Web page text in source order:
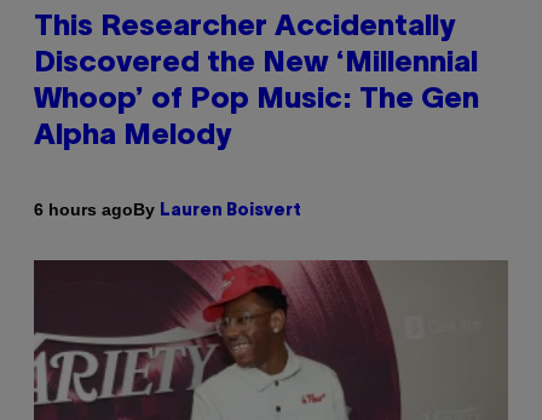
This Researcher Accidentally
Discovered the New ‘Millennial
Whoop’ of Pop Music: The Gen
Alpha Melody
6 hours agoBy Lauren Boisvert